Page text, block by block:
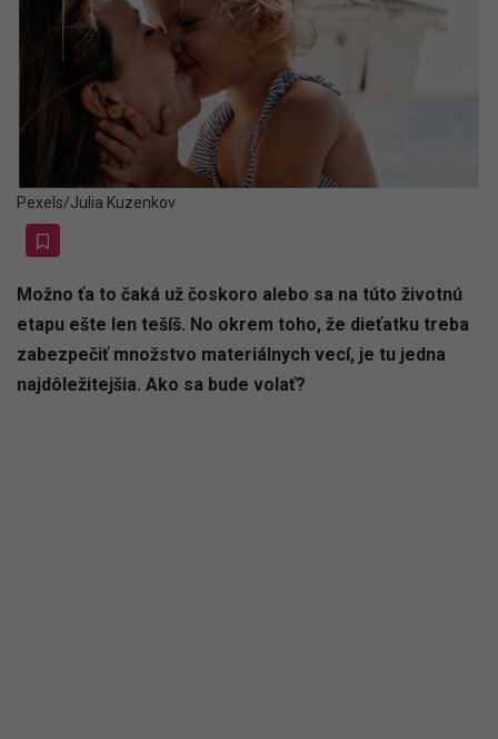
Pexels/Julia Kuzenkov
Možno ťa to čaká už čoskoro alebo sa na túto životnú
etapu ešte len tešíš. No okrem toho, že dieťatku treba
zabezpečiť množstvo materiálnych vecí, je tu jedna
najdôležitejšia. Ako sa bude volať?